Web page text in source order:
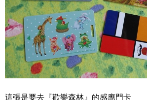
這張是要去『歡樂森林』的感應門卡